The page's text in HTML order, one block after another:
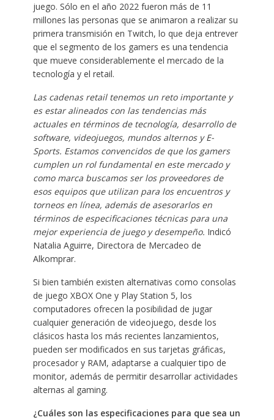
juego. Sólo en el año 2022 fueron más de 11
millones las personas que se animaron a realizar su
primera transmisión en Twitch, lo que deja entrever
que el segmento de los gamers es una tendencia
que mueve considerablemente el mercado de la
tecnología y el retail.
Las cadenas retail tenemos un reto importante y
es estar alineados con las tendencias más
actuales en términos de tecnología, desarrollo de
software, videojuegos, mundos alternos y E-
Sports. Estamos convencidos de que los gamers
cumplen un rol fundamental en este mercado y
como marca buscamos ser los proveedores de
esos equipos que utilizan para los encuentros y
torneos en línea, además de asesorarlos en
términos de especificaciones técnicas para una
mejor experiencia de juego y desempeño. Indicó
Natalia Aguirre, Directora de Mercadeo de
Alkomprar.
Si bien también existen alternativas como consolas
de juego XBOX One y Play Station 5, los
computadores ofrecen la posibilidad de jugar
cualquier generación de videojuego, desde los
clásicos hasta los más recientes lanzamientos,
pueden ser modificados en sus tarjetas gráficas,
procesador y RAM, adaptarse a cualquier tipo de
monitor, además de permitir desarrollar actividades
alternas al gaming.
¿Cuáles son las especificaciones para que sea un